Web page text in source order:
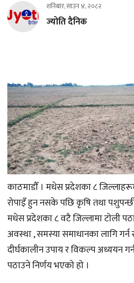
शनिबार, साउन ४, २०८२
ज्योति दैनिक
काठमाडौँ । मधेस प्रदेशका ८
रोपाइँ हुन नसके पछि कृषि तथा
मधेस प्रदेशका ८ वटै जिल्लामा टोली
अवस्था , समस्या समाधानका लागि
दीर्घकालीन उपाय र विकल्प अध्ययन
पठाउने निर्णय भएको हो ।